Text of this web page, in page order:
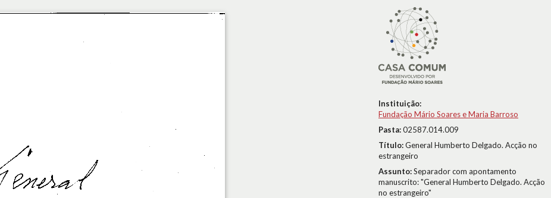
Instituição:
Fundação Mário Soares e Maria Barroso
Pasta:02587.014.009
Título:General Humberto Delgado. Acção no
estrangeiro
Assunto:Separador com apontamento
manuscrito: "General Humberto Delgado. Acção
no estrangeiro"